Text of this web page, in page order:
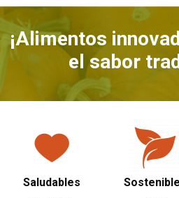
¡Alimentos
el sabor
Saludables